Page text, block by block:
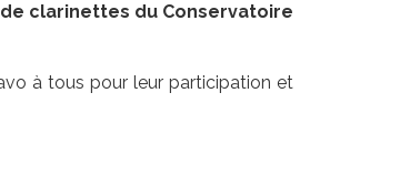
clarinettes du Conservatoire
à tous pour leur participation et